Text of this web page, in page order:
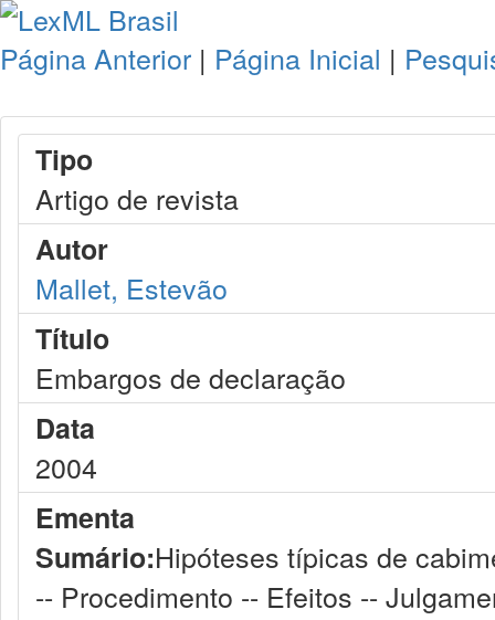
Página Anterior | Página Inicial |
Tipo
Artigo de revista
Autor
Mallet, Estevão
Título
Embargos de declaração
Data
2004
Ementa
Sumário:Hipóteses típicas de
-- Procedimento -- Efeitos --